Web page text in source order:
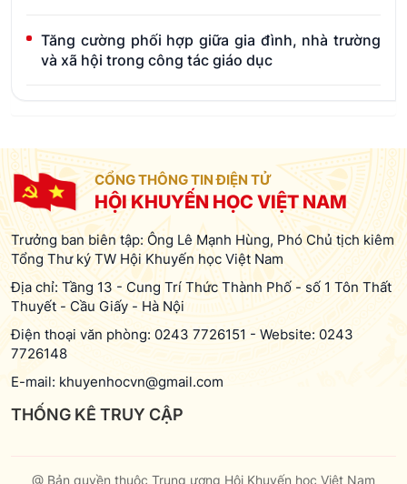
Tăng cường phối hợp giữa gia đình, nhà trường
và xã hội trong công tác giáo dục
CỔNG THÔNG TIN ĐIỆN TỬ
HỘI KHUYẾN HỌC VIỆT NAM
Trưởng ban biên tập: Ông Lê Mạnh Hùng, Phó Chủ tịch kiêm
Tổng Thư ký TW Hội Khuyến học Việt Nam
Địa chỉ: Tầng 13 - Cung Trí Thức Thành Phố - số 1 Tôn Thất
Thuyết - Cầu Giấy - Hà Nội
Điện thoại văn phòng: 0243 7726151 - Website: 0243
7726148
E-mail: khuyenhocvn@gmail.com
THỐNG KÊ TRUY CẬP
@ Bản quyền thuộc Trung ương Hội Khuyến học Việt Nam